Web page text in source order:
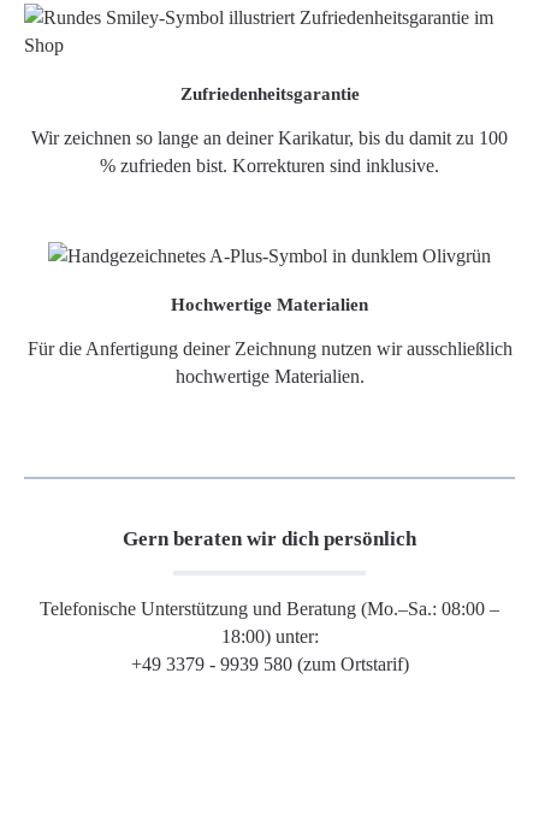
Zufriedenheitsgarantie
Wir zeichnen so lange an deiner Karikatur, bis du damit zu 100
% zufrieden bist. Korrekturen sind inklusive.
Hochwertige Materialien
Für die Anfertigung deiner Zeichnung nutzen wir ausschließlich
hochwertige Materialien.
Gern beraten wir dich persönlich
Telefonische Unterstützung und Beratung (Mo.–Sa.: 08:00 –
18:00) unter:
+49 3379 - 9939 580 (zum Ortstarif)